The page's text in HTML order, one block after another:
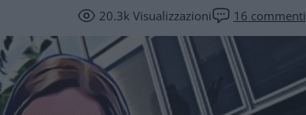
20.3kVisualizzazioni 16 commenti